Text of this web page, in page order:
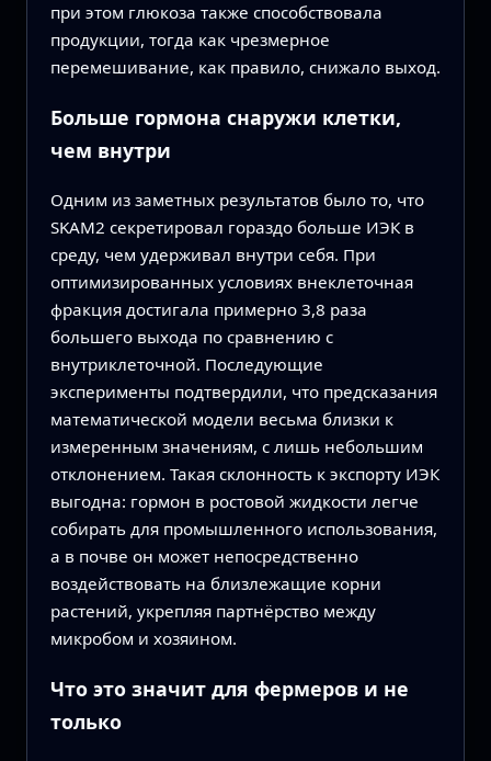
при этом глюкоза также способствовала
продукции, тогда как чрезмерное
перемешивание, как правило, снижало выход.
Больше гормона снаружи клетки,
чем внутри
Одним из заметных результатов было то, что
SKAM2 секретировал гораздо больше ИЭК в
среду, чем удерживал внутри себя. При
оптимизированных условиях внеклеточная
фракция достигала примерно 3,8 раза
большего выхода по сравнению с
внутриклеточной. Последующие
эксперименты подтвердили, что предсказания
математической модели весьма близки к
измеренным значениям, с лишь небольшим
отклонением. Такая склонность к экспорту ИЭК
выгодна: гормон в ростовой жидкости легче
собирать для промышленного использования,
а в почве он может непосредственно
воздействовать на близлежащие корни
растений, укрепляя партнёрство между
микробом и хозяином.
Что это значит для фермеров и не
только